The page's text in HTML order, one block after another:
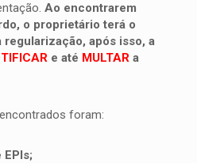
Ao encontrarem
o proprietário terá o
regularização, após isso, a
e até MULTARa
foram: